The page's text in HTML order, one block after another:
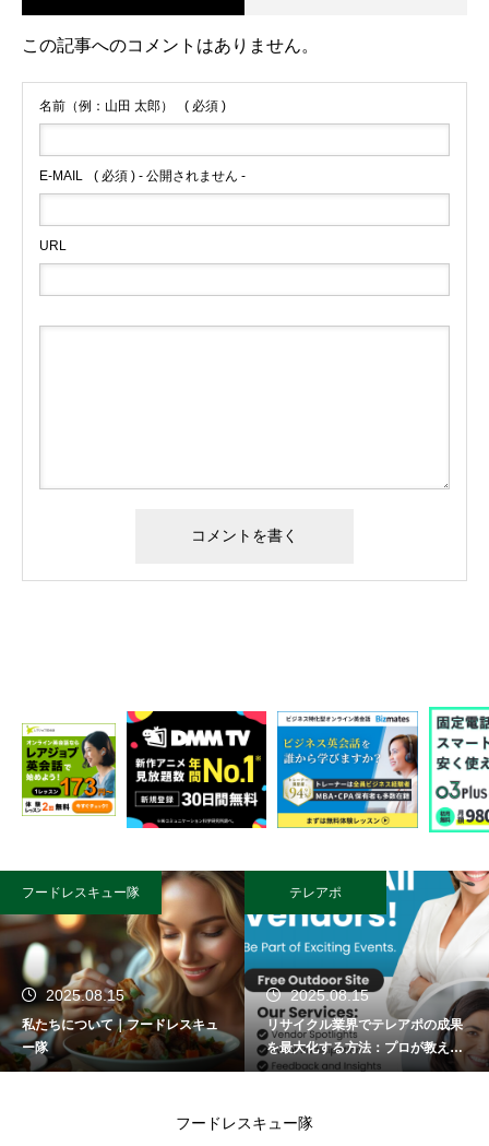
この記事へのコメントはありません。
名前（例：山田 太郎） ( 必須 )
E-MAIL ( 必須 ) - 公開されません -
URL
テレアポ
2025.08.15
リサイクル業界でテレアポの成果
を最大化する方法：プロが教える
成功術
PR
DMM TVは、アニメやエンタメ作
品が豊富な動画配信サービスで
す！初回登録なら30日間無料でお
レミアム」に登録すると、以下の
フードレスキュー隊